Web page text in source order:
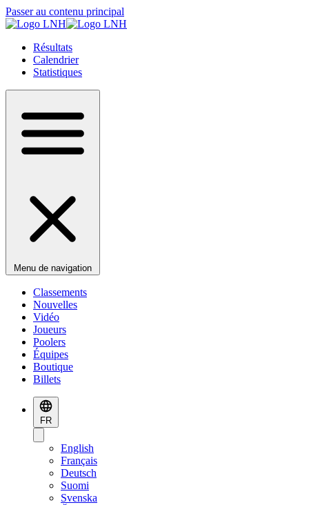
Passer au contenu principal
Résultats
Calendrier
Statistiques
Menu de navigation
Classements
Nouvelles
Vidéo
Joueurs
Poolers
Équipes
Boutique
Billets
FR
English
Français
Deutsch
Suomi
Svenska